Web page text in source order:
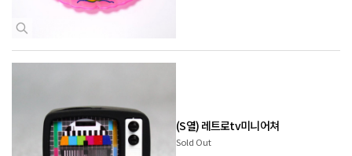
(S열) 레트로tv미니어쳐
Sold Out